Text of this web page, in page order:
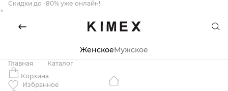
Скидки до -80% уже онлайн!
×
ЖенскоеМужское
Главная
Каталог
Корзина
Избранное